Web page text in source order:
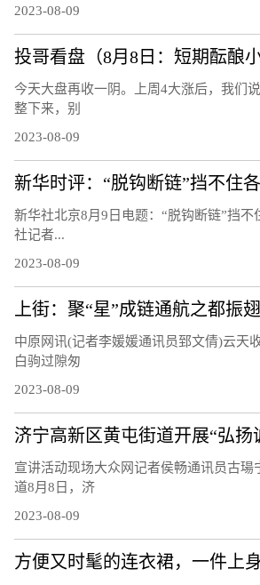
2023-08-09
投哥看盘（8月8日：短期酝酿小
今天大盘再收一阴。上周4大涨后，我们
整下来，别
2023-08-09
新华时评：“脱钩断链”挡不住
新华社北京8月9日电题：“脱钩断链”挡不
社记者...
2023-08-09
上街：聚“星”成链通航之都振
中原网讯(记者李媛媛通讯员郅文倩)云天
白驹过隙匆
2023-08-09
宣讲活动现场大众网记者侯畅通讯员古瑒
道8月8日，济
2023-08-09